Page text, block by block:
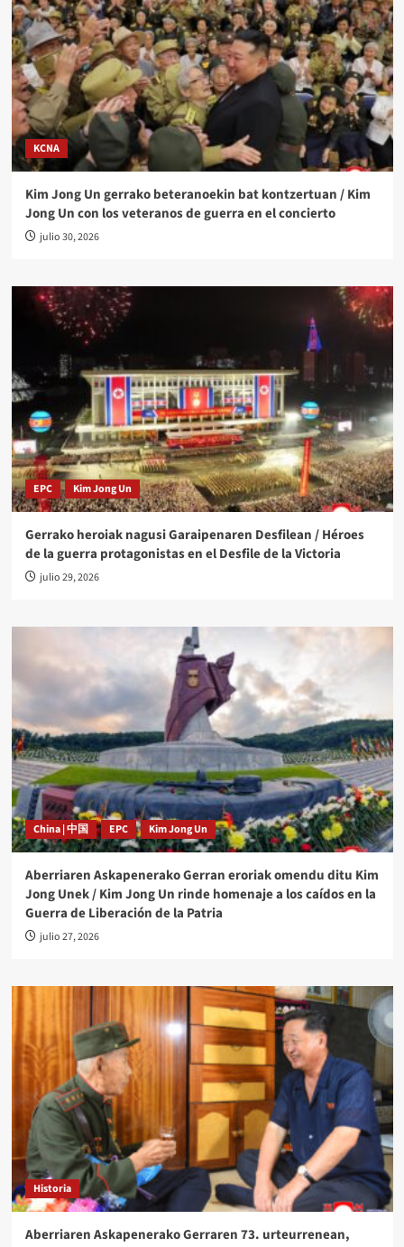
KCNA
Kim Jong Un gerrako beteranoekin bat kontzertuan / Kim
Jong Un con los veteranos de guerra en el concierto
julio 30, 2026
EPC Kim Jong Un
Gerrako heroiak nagusi Garaipenaren Desfilean / Héroes
de la guerra protagonistas en el Desfile de la Victoria
julio 29, 2026
China | 中国 EPC Kim Jong Un
Aberriaren Askapenerako Gerran eroriak omendu ditu Kim
Jong Unek / Kim Jong Un rinde homenaje a los caídos en la
Guerra de Liberación de la Patria
julio 27, 2026
Historia
Aberriaren Askapenerako Gerraren 73. urteurrenean,